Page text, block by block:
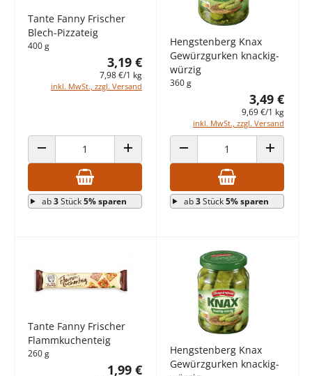
Tante Fanny Frischer
Blech-Pizzateig
400 g
3,19 €
7,98 €/1 kg
inkl. MwSt., zzgl. Versand
ANZAHL VERRINGERN ANZAHL ERHÖHEN
ab3Stück5% sparen
Hengstenberg Knax
Gewürzgurken knackig-
würzig
360 g
3,49 €
9,69 €/1 kg
inkl. MwSt., zzgl. Versand
ANZAHL VERRINGERN ANZAHL
ab3Stück5% sparen
Tante Fanny Frischer
Flammkuchenteig
260 g
1,99 €
Hengstenberg Knax
Gewürzgurken knackig-